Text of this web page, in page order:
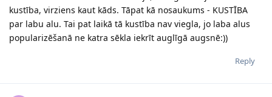
kustība, virziens kaut kāds. Tāpat kā nosaukums - KUSTĪBA
par labu alu. Tai pat laikā tā kustība nav viegla, jo laba alus
popularizēšanā ne katra sēkla iekrīt auglīgā augsnē:))
Reply